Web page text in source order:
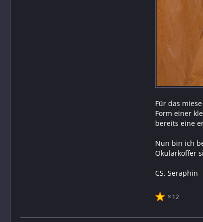
Für das
Form einer
bereits eine
Nun bin ich
Okularkoffer
CS, Seraphin
12